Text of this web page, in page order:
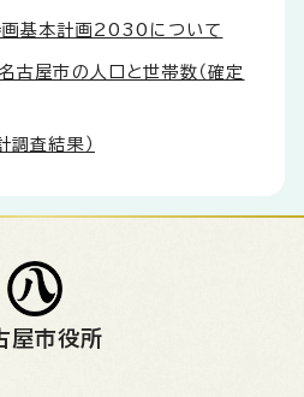
画基本計画2030について
屋市の人口と世帯数（確定
調査結果）
屋市役所